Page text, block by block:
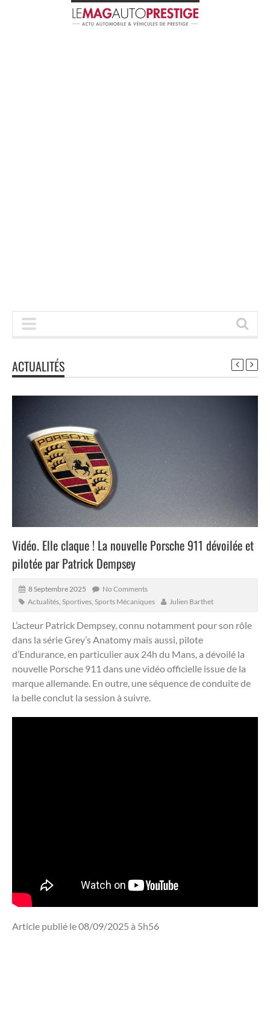
ACTUALITÉS
Vidéo. Elle claque ! La nouvelle Porsche 911 dévoilée et
pilotée par Patrick Dempsey
8 Septembre 2025
No Comments
Actualités Sportives Sports Mécaniques Julien Barthet
L’acteur Patrick Dempsey, connu notamment pour son rôle
dans la série Grey’s Anatomy mais aussi, pilote
d’Endurance, en particulier aux 24h du Mans, a dévoilé la
nouvelle Porsche 911 dans une vidéo officielle issue de la
marque allemande. En outre, une séquence de conduite de
la belle conclut la session à suivre.
Article publié le 08/09/2025 à 5h56